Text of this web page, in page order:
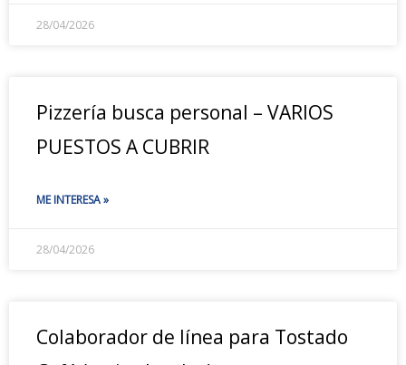
28/04/2026
Pizzería busca personal – VARIOS
PUESTOS A CUBRIR
ME INTERESA »
28/04/2026
Colaborador de línea para Tostado